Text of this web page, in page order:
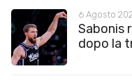
6 Agosto
Sabonis
dopo la